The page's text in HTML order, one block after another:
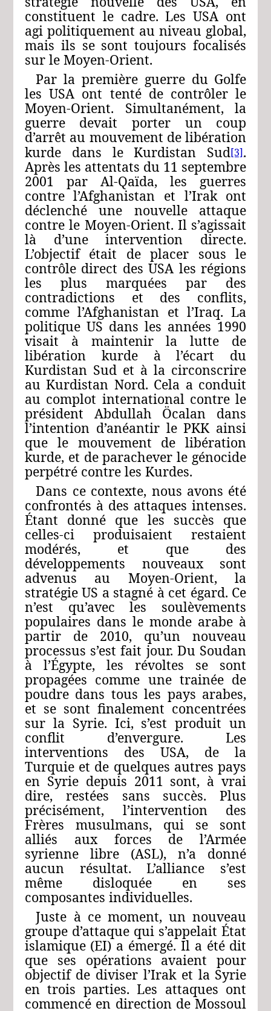
constituent le cadre. Les USA ont
agi politiquement au niveau global,
mais ils se sont toujours focalisés
sur le Moyen-Orient.
Par la première guerre du Golfe
les USA ont tenté de contrôler le
Moyen-Orient. Simultanément, la
guerre devait porter un coup
d’arrêt au mouvement de libération
kurde dans le Kurdistan Sud[3].
Après les attentats du 11 septembre
2001 par Al‑Qaïda, les guerres
contre l’Afghanistan et l’Irak ont
déclenché une nouvelle attaque
contre le Moyen-Orient. Il s’agissait
là d’une intervention directe.
L’objectif était de placer sous le
contrôle direct des USA les régions
les plus marquées par des
contradictions et des conflits,
comme l’Afghanistan et l’Iraq. La
politique US dans les années 1990
visait à maintenir la lutte de
libération kurde à l’écart du
Kurdistan Sud et à la circonscrire
au Kurdistan Nord. Cela a conduit
au complot international contre le
président Abdullah Öcalan dans
l’intention d’anéantir le PKK ainsi
que le mouvement de libération
kurde, et de parachever le génocide
perpétré contre les Kurdes.
Dans ce contexte, nous avons été
confrontés à des attaques intenses.
Étant donné que les succès que
celles-ci produisaient restaient
modérés, et que des
développements nouveaux sont
advenus au Moyen-Orient, la
stratégie US a stagné à cet égard. Ce
n’est qu’avec les soulèvements
populaires dans le monde arabe à
partir de 2010, qu’un nouveau
processus s’est fait jour. Du Soudan
à l’Égypte, les révoltes se sont
propagées comme une trainée de
poudre dans tous les pays arabes,
et se sont finalement concentrées
sur la Syrie. Ici, s’est produit un
conflit d’envergure. Les
interventions des USA, de la
Turquie et de quelques autres pays
en Syrie depuis 2011 sont, à vrai
dire, restées sans succès. Plus
précisément, l’intervention des
Frères musulmans, qui se sont
alliés aux forces de l’Armée
syrienne libre (ASL), n’a donné
aucun résultat. L’alliance s’est
même disloquée en ses
composantes individuelles.
Juste à ce moment, un nouveau
groupe d’attaque qui s’appelait État
islamique (EI) a émergé. Il a été dit
que ses opérations avaient pour
objectif de diviser l’Irak et la Syrie
en trois parties. Les attaques ont
commencé en direction de Mossoul